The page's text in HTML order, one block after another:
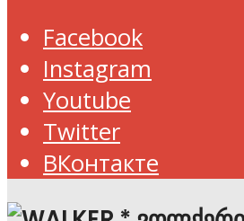
Facebook
Instagram
Youtube
Twitter
ВКонтакте